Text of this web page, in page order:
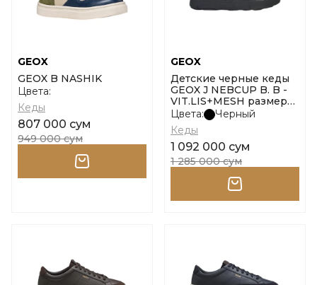
GEOX
GEOX B NASHIK
Цвета:
Кеды
807 000 сум
949 000 сум
GEOX
Детские черные кеды
GEOX J NEBCUP B. B -
VIT.LIS+MESH размер
30
Цвета:
Черный
Кеды
1 092 000 сум
1 285 000 сум